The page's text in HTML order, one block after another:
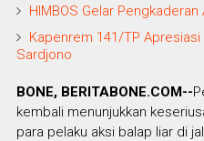
HIMBOS Gelar Pengkaderan
Kapenrem 141/TP
Sardjono
BONE, BERITABONE.COM--
kembali menunjukkan
para pelaku aksi balap liar di